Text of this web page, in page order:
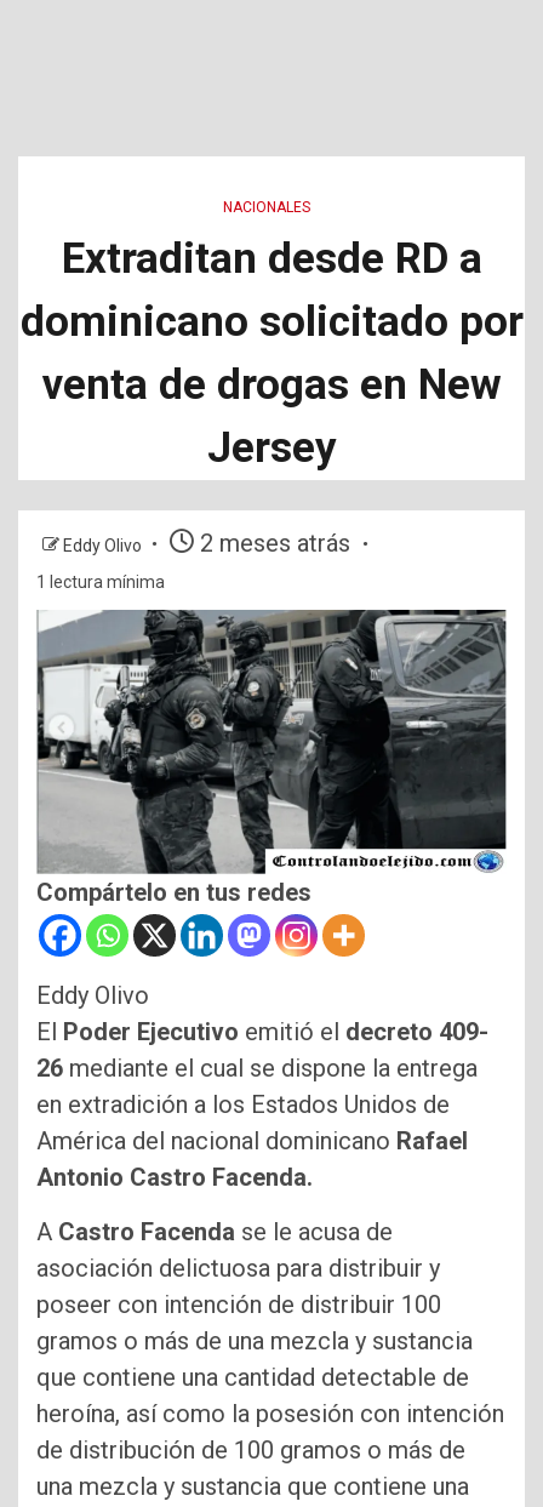
NACIONALES
Extraditan desde RD a
dominicano solicitado por
venta de drogas en New
Jersey
Eddy Olivo 2 meses atrás
1 lectura mínima
Compártelo en tus redes
Eddy Olivo
El Poder Ejecutivo emitió el decreto 409-
26 mediante el cual se dispone la entrega
en extradición a los Estados Unidos de
América del nacional dominicano Rafael
Antonio Castro Facenda.
A Castro Facenda se le acusa de
asociación delictuosa para distribuir y
poseer con intención de distribuir 100
gramos o más de una mezcla y sustancia
que contiene una cantidad detectable de
heroína, así como la posesión con intención
de distribución de 100 gramos o más de
una mezcla y sustancia que contiene una